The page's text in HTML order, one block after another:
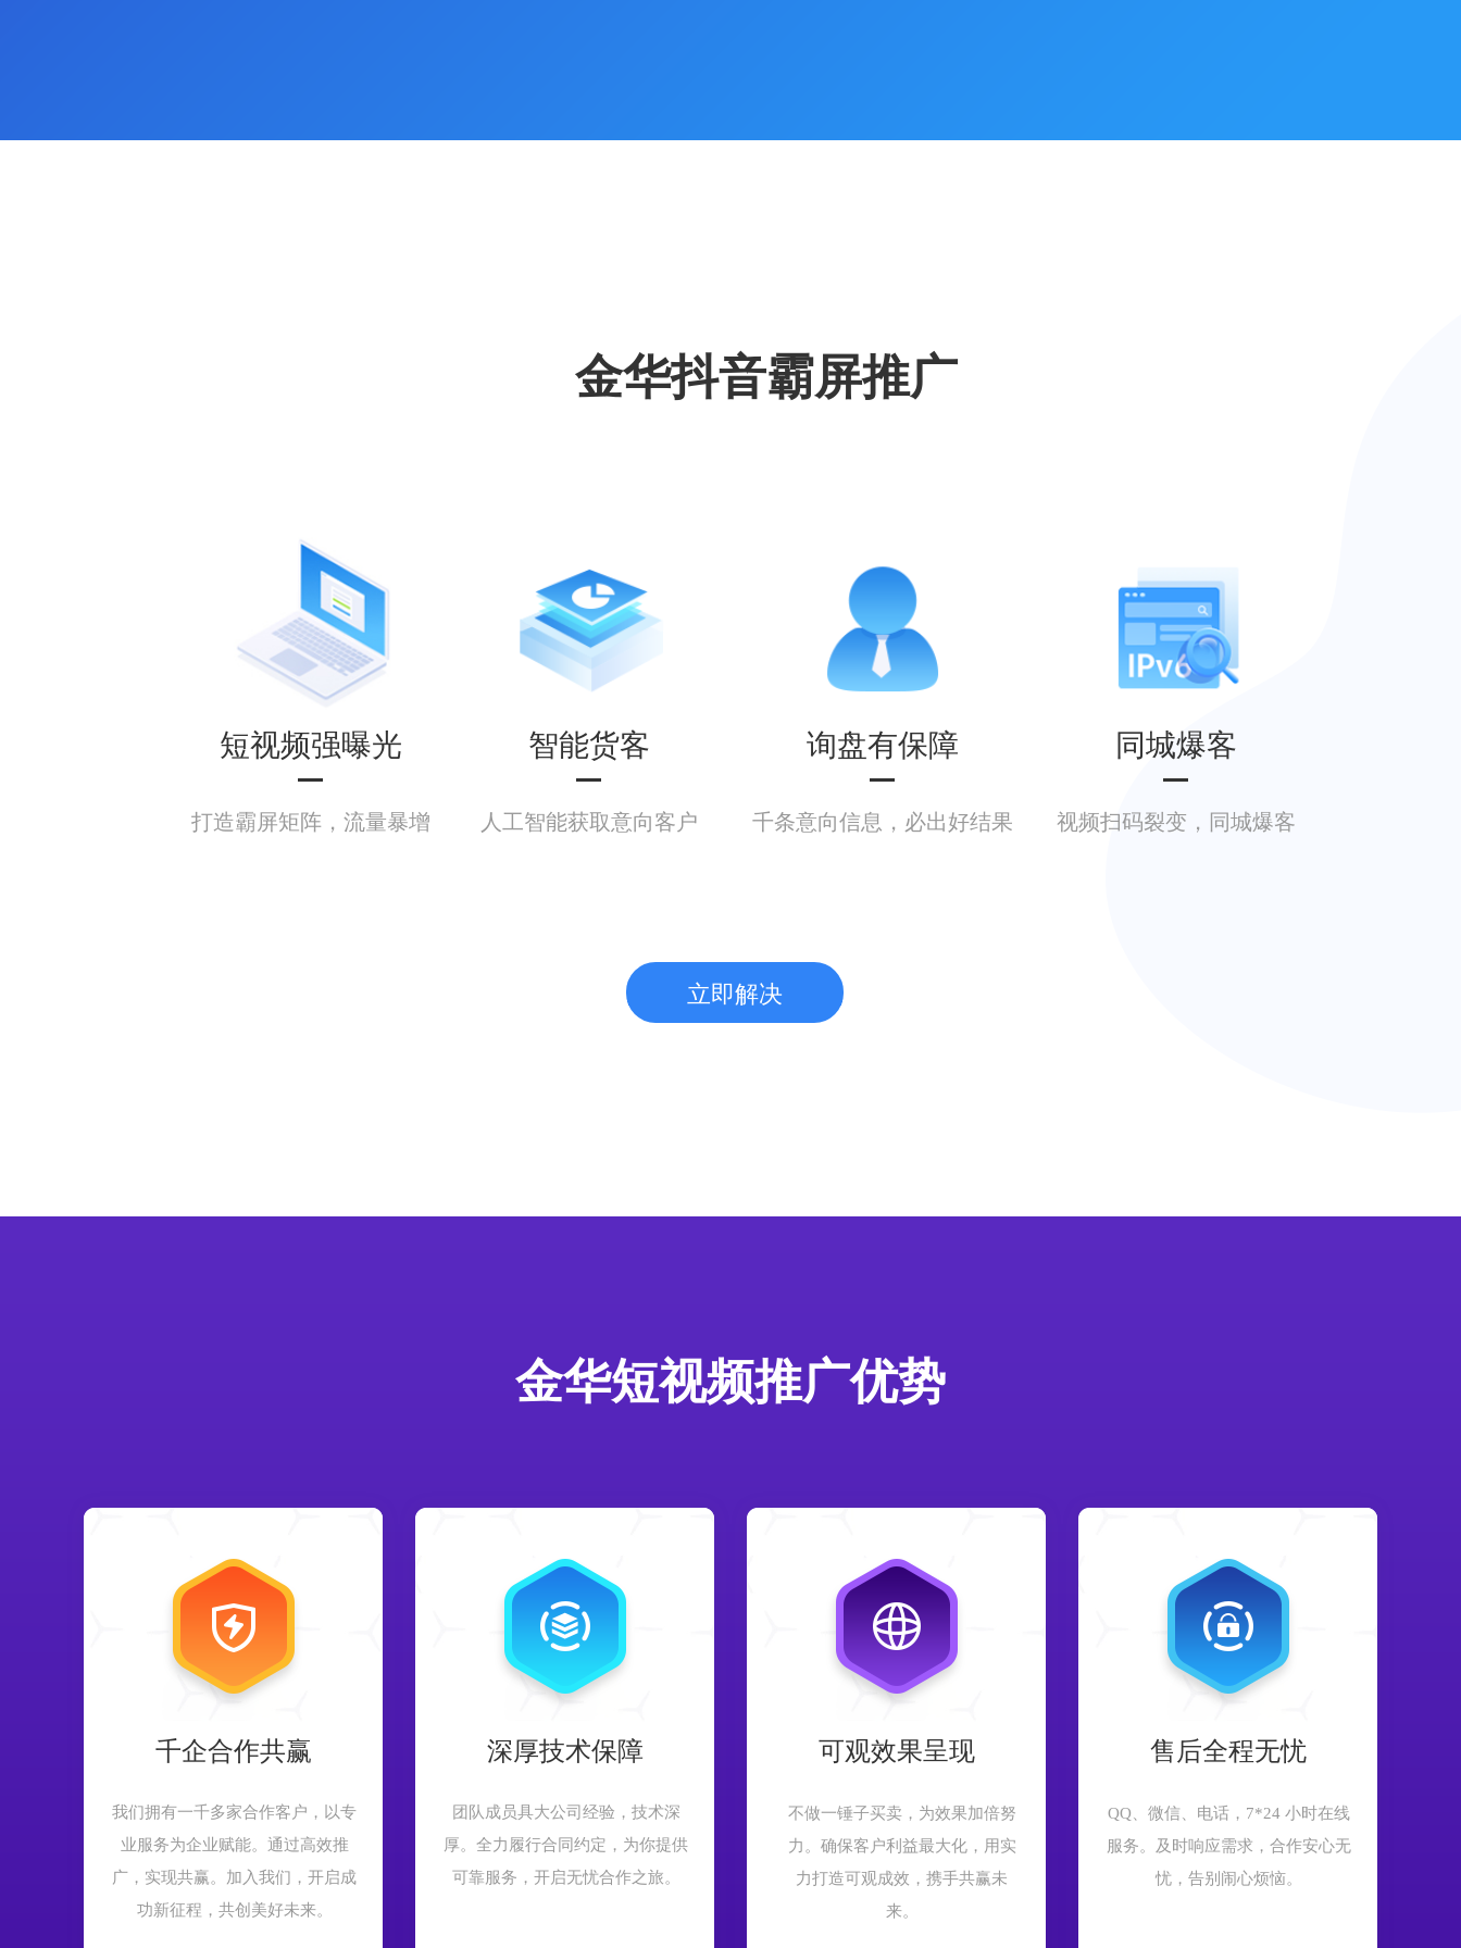
金华抖音霸屏推广
短视频强曝光
打造霸屏矩阵，流量暴增
智能货客
人工智能获取意向客户
询盘有保障
千条意向信息，必出好结果
同城爆客
视频扫码裂变，同城爆客
立即解决
金华短视频推广优势
千企合作共赢
我们拥有一千多家合作客户，以专
业服务为企业赋能。通过高效推
广，实现共赢。加入我们，开启成
功新征程，共创美好未来。
深厚技术保障
团队成员具大公司经验，技术深
厚。全力履行合同约定，为你提供
可靠服务，开启无忧合作之旅。
可观效果呈现
不做一锤子买卖，为效果加倍努
力。确保客户利益最大化，用实
力打造可观成效，携手共赢未
来。
售后全程无忧
QQ、微信、电话，7*24 小时在线
服务。及时响应需求，合作安心无
忧，告别闹心烦恼。